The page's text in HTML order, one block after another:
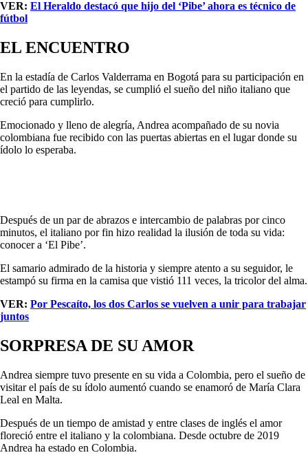
VER: El Heraldo destacó que hijo del ‘Pibe’ ahora es técnico de
fútbol
EL ENCUENTRO
En la estadía de Carlos Valderrama en Bogotá para su participación en
el partido de las leyendas, se cumplió el sueño del niño italiano que
creció para cumplirlo.
Emocionado y lleno de alegría, Andrea acompañado de su novia
colombiana fue recibido con las puertas abiertas en el lugar donde su
ídolo lo esperaba.
Después de un par de abrazos e intercambio de palabras por cinco
minutos, el italiano por fin hizo realidad la ilusión de toda su vida:
conocer a ‘El Pibe’.
El samario admirado de la historia y siempre atento a su seguidor, le
estampó su firma en la camisa que vistió 111 veces, la tricolor del alma.
VER: Por Pescaíto, los dos Carlos se vuelven a unir para trabajar
juntos
SORPRESA DE SU AMOR
Andrea siempre tuvo presente en su vida a Colombia, pero el sueño de
visitar el país de su ídolo aumentó cuando se enamoró de María Clara
Leal en Malta.
Después de un tiempo de amistad y entre clases de inglés el amor
floreció entre el italiano y la colombiana. Desde octubre de 2019
Andrea ha estado en Colombia.